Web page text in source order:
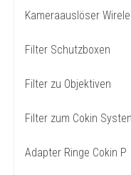
Kameraauslöser
Filter Schutzboxen
Filter zu Objektiven
Filter zum Cokin
Adapter Ringe Cokin P